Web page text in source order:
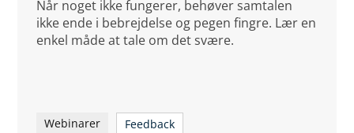
Når noget ikke fungerer, behøver samtalen
ikke ende i bebrejdelse og pegen fingre. Lær en
enkel måde at tale om det svære.
Webinarer Feedback